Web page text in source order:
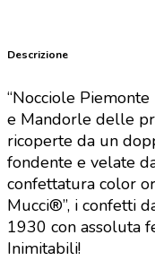
Descrizione
“Nocciole
e Mandorle delle
ricoperte da un
fondente e velate
confettatura color
Mucci®”, i confetti
1930 con assoluta
Inimitabili!